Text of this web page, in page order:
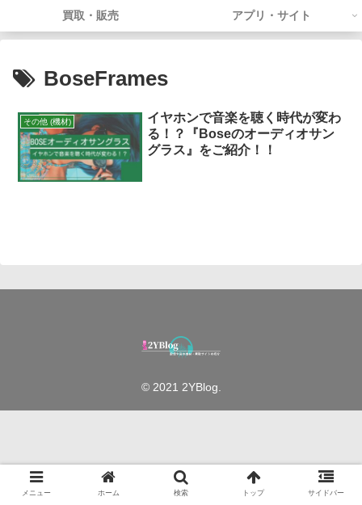
買取・販売 アプリ・サイト
BoseFrames
その他 (機材)
イヤホンで音楽を聴く時代が変わ
る！？『Boseのオーディオサン
グラス』をご紹介！！
© 2021 2YBlog.
メニュー ホーム 検索 トップ サイドバー